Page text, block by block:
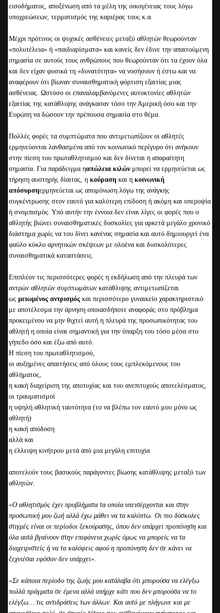
εισοδήματος, αποξένωση από τα μέλη της οικογένειας τους λόγω
υποχρεώσεων, τερματισμός της καριέρας τους κ.α.
Μέχρι πρότινος οι ψυχικές ασθένειες μεταξύ αθλητών θεωρούνταν
«πολυτέλεια» ή «παιδιαρίσματα» και κανείς δεν έδινε την απαιτούμενη
σημασία σε αυτούς τους ανθρώπους που θεωρούνταν ότι τα έχουν όλα
και δεν είχαν φυσικά τη «δυνατότητα» να νοσήσουν ή έστω και να
αναφέρουν ότι βίωναν συναισθηματική φόρτιση εξαιτίας μιας
ασθένειας. Ωστόσο οι επαναλαμβανόμενες αυτοκτονίες αθλητών
εξαιτίας της κατάθλιψης ανάγκασαν τόσο την Αμερική όσο και την
Ευρώπη να δώσουν την πρέπουσα σημασία στο θέμα.
Πολλές φορές τα συμπτώματα που αντιμετωπίζουν οι αθλητές
ερμηνεύονται λανθασμένα από τον κοινωνικό περίγυρο ότι ανήκουν
στην πίεση του πρωταθλητισμού και δεν δίνεται η απαραίτητη
σημασία. Για παράδειγμα ηαπώλεια κιλών μπορεί να ερμηνεύεται ως
τήρηση αυστηρής δίαιτας, η κούραση και η κοινωνική
απόσυρσηερμηνεύεται ως απομόνωση λόγω της ανάγκης
συγκέντρωσης στον εαυτό για καλύτερη επίδοση ή ακόμη και υπεροψία
ή σνομπισμός. Υπό αυτήν την έννοια δεν είναι λίγες οι φορές που ο
αθλητής βιώνει συναισθηματικές δυσκολίες για αρκετά μεγάλο χρονικό
διάστημα χωρίς να του δίνει κανένας σημασία και αυτό δημιουργεί ένα
φαύλο κύκλο αρνητικών σκέψεων με ολοένα και δυσκολότερες
συναισθηματικά καταστάσεις.
Επιπλέον τις περισσότερες φορές η εκδήλωση από την πλευρά των
αντρών αθλητών συμπτωμάτων κατάθλιψης αντιμετωπίζεται
ως μειωμένος αντρισμός και περισσότερο γυναικείο χαρακτηριστικό
με αποτέλεσμα την άρνηση οποιασδήποτε αναφοράς στο πρόβλημα
προκειμένου να μην θιχτεί αυτή η πλευρά της προσωπικότητας του
αθλητή η οποία είναι σημαντική για την ύπαρξη του τόσο μέσα στο
γήπεδο όσο και έξω από αυτό.
Η πίεση του πρωταθλητισμού,
οι αυξημένες απαιτήσεις από όλους τους εμπλεκόμενους του
αθλήματος,
η κακή διαχείριση της αποτυχίας και του ανεπιτυχούς αποτελέσματος,
οι τραυματισμοί
η υψηλή αθλητική ταυτότητα (το να βλέπω τον εαυτό μου μόνο ως
αθλητή)
η κακή απόδοση
αλλά και
η έλλειψη κινήτρου μετά από μια μεγάλη επιτυχία
αποτελούν τους βασικούς παράγοντες βίωσης κατάθλιψης μεταξύ των
αθλητών.
«Ο αθλητισμός έχει προβλήματα τα οποία υπεισέρχονται και στην
προσωπική μου ζωή αλλά έχω μάθει να τα καλύπτω. Οι πιο δύσκολες
στιγμές είναι οι περίοδοι ξεκούρασης, όπου δεν υπάρχει προπόνηση και
όλα αυτά βγαίνουν στην επιφάνεια χωρίς όμως να μπορείς να τα
διαχειριστείς ή να τα καλύψεις αφού η προπόνηση δεν σε κάνει να
ξεχνιέσαι εφόσον δεν υπάρχει».
«Σε κάποια περίοδο της ζωής μου κατάλαβα ότι μπορούσα να ελέγξω
πολλά πράγματα σε έμενα αλλά υπήρχε κάτι που δεν μπορούσα να το
ελέγξω… τις αντιδράσεις των άλλων. Και αυτό με πλήγωνε και με
Ε
ν
α
ι
δ
υ
ν
α
τ
ό
ν
σ
ε